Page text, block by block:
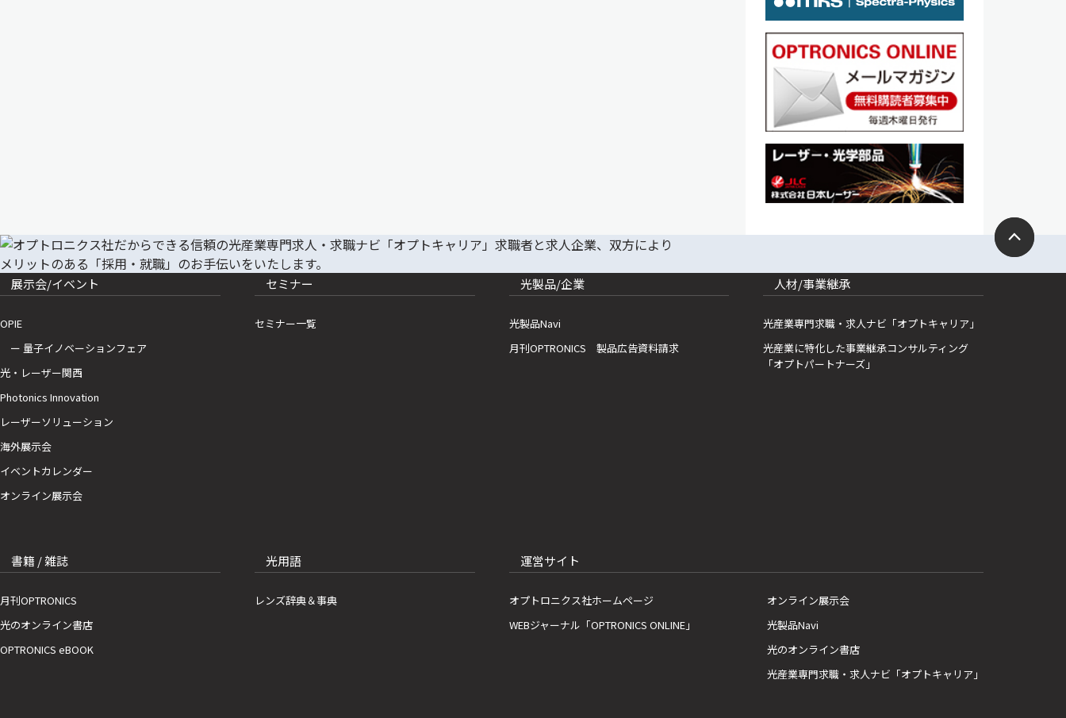
展示会/イベント
OPIE
ー 量子イノベーションフェア
光・レーザー関西
Photonics Innovation
レーザーソリューション
海外展示会
イベントカレンダー
オンライン展示会
セミナー
セミナー一覧
光製品/企業
光製品Navi
月刊OPTRONICS 製品広告資料請求
人材/事業継承
光産業専門求職・求人ナビ「オプトキャリア」
光産業に特化した事業継承コンサルティング
「オプトパートナーズ」
書籍 / 雑誌
月刊OPTRONICS
光のオンライン書店
OPTRONICS eBOOK
光用語
レンズ辞典＆事典
運営サイト
オプトロニクス社ホームページ
WEBジャーナル「OPTRONICS ONLINE」
オンライン展示会
光製品Navi
光のオンライン書店
光産業専門求職・求人ナビ「オプトキャリア」